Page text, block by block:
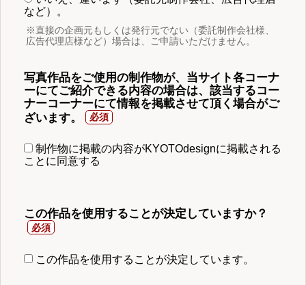
など）。
※直接の企画元もしくは発行元でない（委託制作会社様、
広告代理店様など）場合は、ご申請いただけません。
写真作品をご使用の制作物が、当サイト各コーナ
ーにてご紹介できる内容の場合は、該当するコー
ナーコーナーにて情報を掲載させて頂く場合がご
ざいます。
制作物に掲載の内容がKYOTOdesignに掲載される
ことに同意する
この作品を使用することが決定していますか？
この作品を使用することが決定しています。